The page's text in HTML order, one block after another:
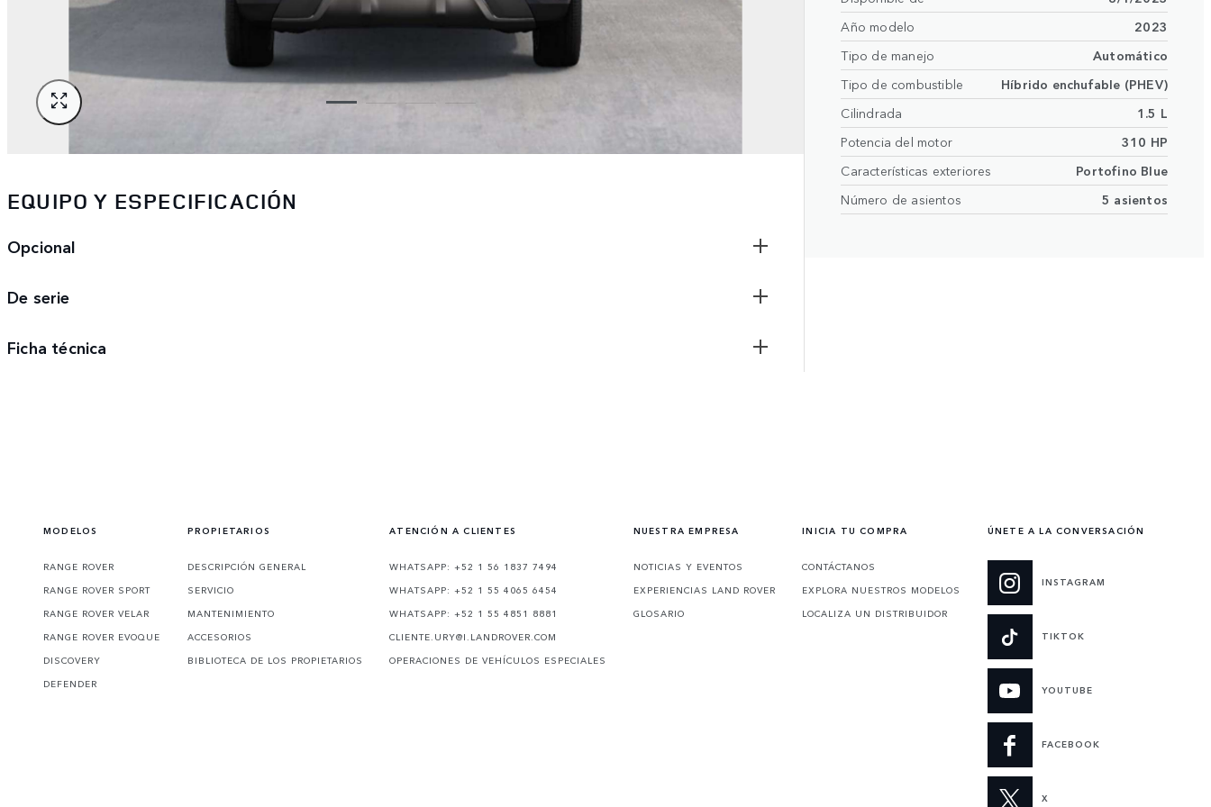
EQUIPO Y ESPECIFICACIÓN
Opcional
De serie
Ficha técnica
Año modelo
2023
Tipo de manejo
Automático
Tipo de combustible
Híbrido enchufable (PHEV)
Cilindrada
1.5 L
Potencia del motor
310 HP
Características exteriores
Portofino Blue
Número de asientos
5 asientos
MODELOS
RANGE ROVER
RANGE ROVER SPORT
RANGE ROVER VELAR
RANGE ROVER EVOQUE
DISCOVERY
DEFENDER
PROPIETARIOS
DESCRIPCIÓN GENERAL
SERVICIO
MANTENIMIENTO
ACCESORIOS
BIBLIOTECA DE LOS PROPIETARIOS
ATENCIÓN A CLIENTES
WHATSAPP: +52 1 56 1837 7494
WHATSAPP: +52 1 55 4065 6454
WHATSAPP: +52 1 55 4851 8881
CLIENTE.URY@I.LANDROVER.COM
OPERACIONES DE VEHÍCULOS ESPECIALES
NUESTRA EMPRESA
NOTICIAS Y EVENTOS
EXPERIENCIAS LAND ROVER
GLOSARIO
INICIA TU COMPRA
CONTÁCTANOS
EXPLORA NUESTROS MODELOS
LOCALIZA UN DISTRIBUIDOR
ÚNETE A LA CONVERSACIÓN
INSTAGRAM
TIKTOK
YOUTUBE
FACEBOOK
X